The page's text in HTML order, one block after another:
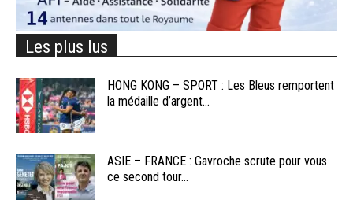
Les plus lus
HONG KONG – SPORT : Les Bleus remportent
la médaille d’argent...
ASIE – FRANCE : Gavroche scrute pour vous
ce second tour...